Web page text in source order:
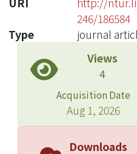
246/186584
Type
journal
Views
4
Acquisition Date
Aug 1, 2026
Downloads